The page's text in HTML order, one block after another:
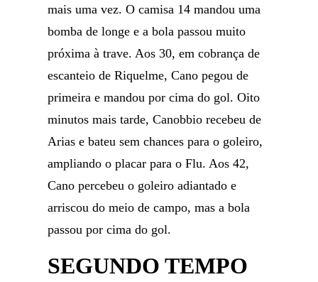
mais uma vez. O camisa 14 mandou uma
bomba de longe e a bola passou muito
próxima à trave. Aos 30, em cobrança de
escanteio de Riquelme, Cano pegou de
primeira e mandou por cima do gol. Oito
minutos mais tarde, Canobbio recebeu de
Arias e bateu sem chances para o goleiro,
ampliando o placar para o Flu. Aos 42,
Cano percebeu o goleiro adiantado e
arriscou do meio de campo, mas a bola
passou por cima do gol.
SEGUNDO TEMPO